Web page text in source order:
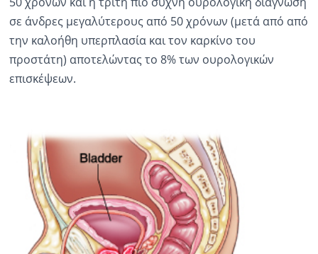
σε άνδρες μεγαλύτερους από 50 χρόνων (μετά από από
την καλοήθη υπερπλασία και τον καρκίνο του
προστάτη) αποτελώντας το 8% των ουρολογικών
επισκέψεων.